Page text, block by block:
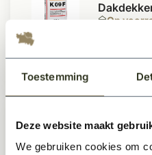
Toestemming
Deze website maakt
We gebruiken cookies om
Op
24,9921,25Per stuk
Op